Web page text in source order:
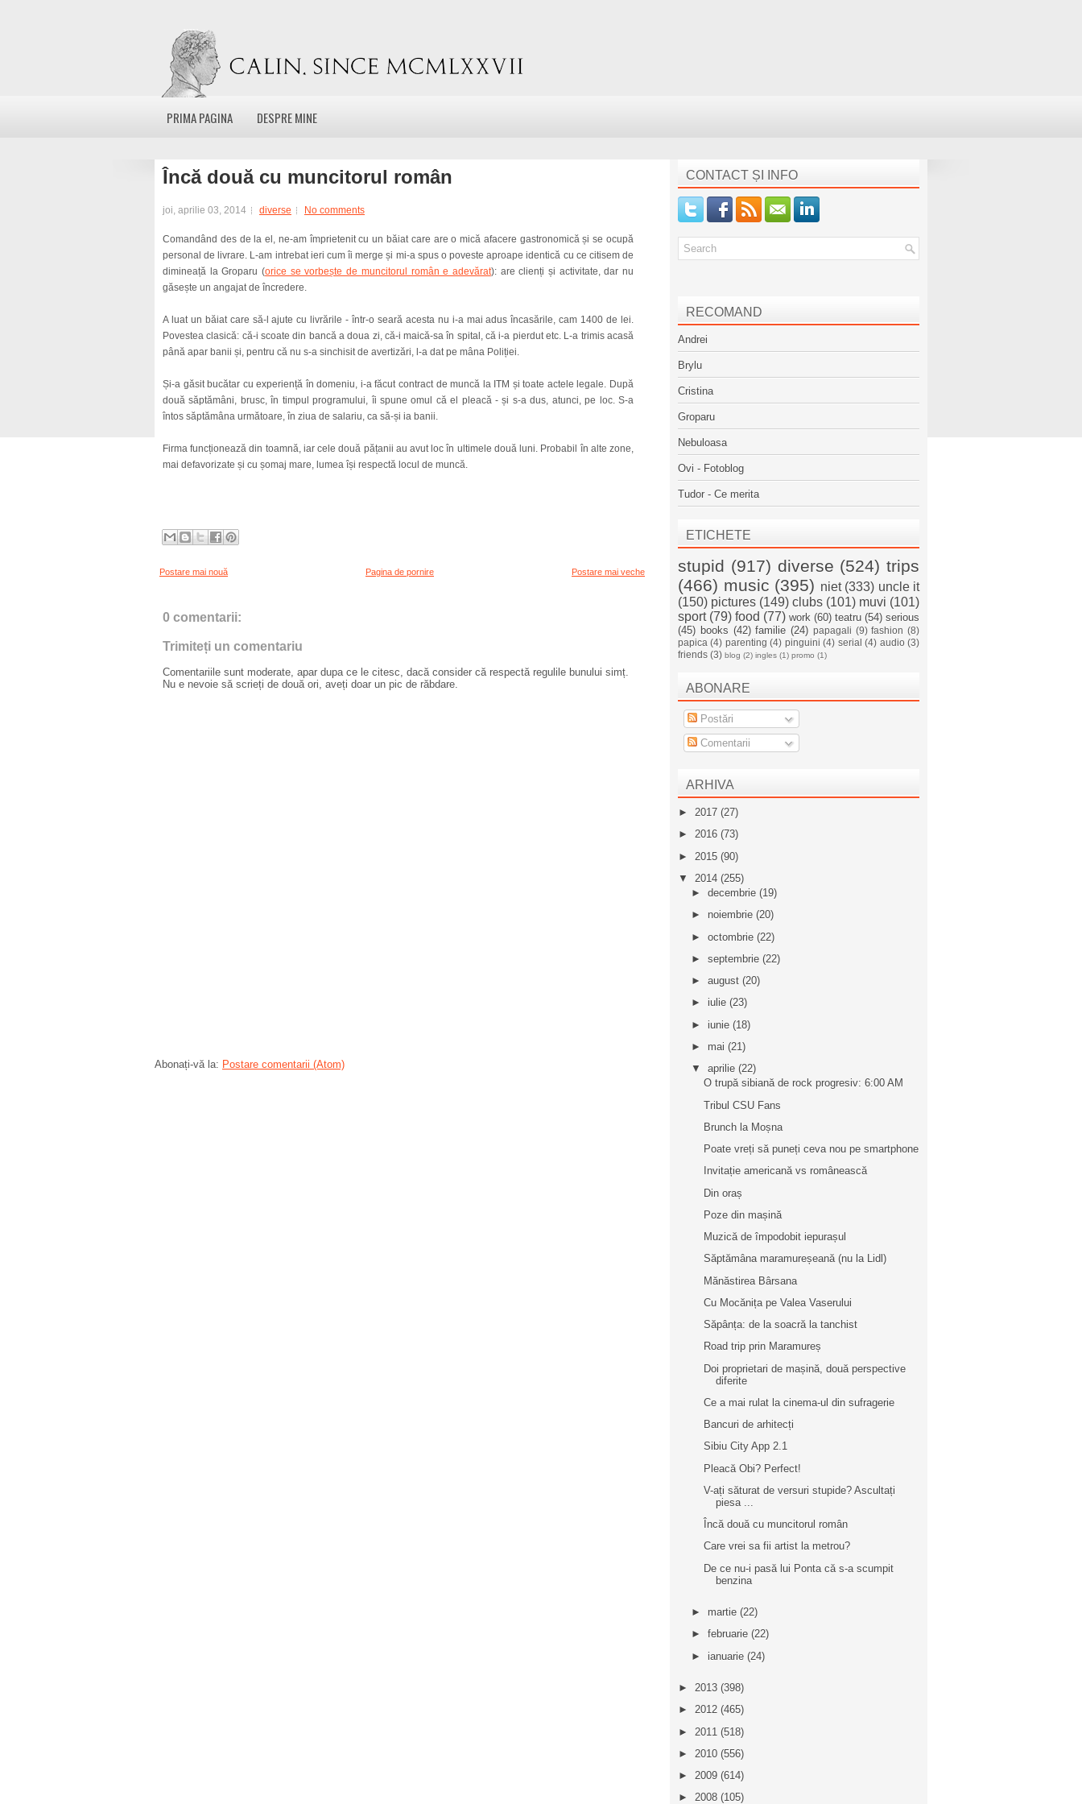
PRIMA PAGINA DESPRE MINE
Încă două cu muncitorul român
joi, aprilie 03, 2014 diverse No comments
Comandând des de la el, ne-am împrietenit cu un băiat care are o mică afacere gastronomică și se ocupă
personal de livrare. L-am intrebat ieri cum îi merge și mi-a spus o poveste aproape identică cu ce citisem de
dimineață la Groparu (orice se vorbește de muncitorul român e adevărat): are clienți și activitate, dar nu
găsește un angajat de încredere.
A luat un băiat care să-l ajute cu livrările - într-o seară acesta nu i-a mai adus încasările, cam 1400 de lei.
Povestea clasică: că-i scoate din bancă a doua zi, că-i maică-sa în spital, că i-a pierdut etc. L-a trimis acasă
până apar banii și, pentru că nu s-a sinchisit de avertizări, l-a dat pe mâna Poliției.
Și-a găsit bucătar cu experiență în domeniu, i-a făcut contract de muncă la ITM și toate actele legale. După
două săptămâni, brusc, în timpul programului, îi spune omul că el pleacă - și s-a dus, atunci, pe loc. S-a
întos săptămâna următoare, în ziua de salariu, ca să-și ia banii.
Firma funcționează din toamnă, iar cele două pățanii au avut loc în ultimele două luni. Probabil în alte zone,
mai defavorizate și cu șomaj mare, lumea își respectă locul de muncă.
Postare mai nouă Postare mai veche
Pagina de pornire
0 comentarii:
Trimiteți un comentariu
Comentariile sunt moderate, apar dupa ce le citesc, dacă consider că respectă regulile bunului simț.
Nu e nevoie să scrieți de două ori, aveți doar un pic de răbdare.
Abonați-vă la: Postare comentarii (Atom)
CONTACT ȘI INFO
RECOMAND
Andrei
Brylu
Cristina
Groparu
Nebuloasa
Ovi - Fotoblog
Tudor - Ce merita
ETICHETE
stupid (917) diverse (524) trips
(466) music (395) niet (333) uncle it
(150) pictures (149) clubs (101) muvi (101)
sport (79) food (77) work (60) teatru (54) serious
(45) books (42) familie (24) papagali (9) fashion (8)
papica (4) parenting (4) pinguini (4) serial (4) audio (3)
friends (3) blog (2) ingles (1) promo (1)
ABONARE
Postări
Comentarii
ARHIVA
► 2017 (27)
► 2016 (73)
► 2015 (90)
▼ 2014 (255)
► decembrie (19)
► noiembrie (20)
► octombrie (22)
► septembrie (22)
► august (20)
► iulie (23)
► iunie (18)
► mai (21)
▼ aprilie (22)
O trupă sibiană de rock progresiv: 6:00 AM
Tribul CSU Fans
Brunch la Moșna
Poate vreți să puneți ceva nou pe smartphone
Invitație americană vs românească
Din oraș
Poze din mașină
Muzică de împodobit iepurașul
Săptămâna maramureșeană (nu la Lidl)
Mănăstirea Bârsana
Cu Mocănița pe Valea Vaserului
Săpânța: de la soacră la tanchist
Road trip prin Maramureș
Doi proprietari de mașină, două perspective
diferite
Ce a mai rulat la cinema-ul din sufragerie
Bancuri de arhitecți
Sibiu City App 2.1
Pleacă Obi? Perfect!
V-ați săturat de versuri stupide? Ascultați
piesa ...
Încă două cu muncitorul român
Care vrei sa fii artist la metrou?
De ce nu-i pasă lui Ponta că s-a scumpit
benzina
► martie (22)
► februarie (22)
► ianuarie (24)
► 2013 (398)
► 2012 (465)
► 2011 (518)
► 2010 (556)
► 2009 (614)
► 2008 (105)